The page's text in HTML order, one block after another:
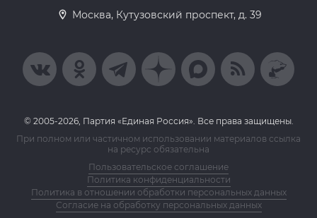
Москва, Кутузовский проспект, д. 39
© 2005-2026, Партия «Единая Россия». Все права защищены.
При полном или частичном использовании материалов ссылка
на ресурс обязательна
Пользовательское соглашение
Политика конфиденциальности
Политика в отношении обработки персональных данных
Согласие на обработку персональных данных